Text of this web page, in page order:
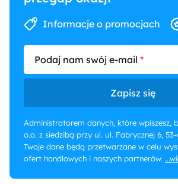
Informacje o promocjach
Podaj nam swój e-mail
Zapisz się
Administratorem danych, które wpiszesz,
o.o. z siedzibą przy ul. ul. Fabrycznej 6, 53-
Twoje dane będą przetwarzane w celu
ofert handlowych i naszych partnerów.